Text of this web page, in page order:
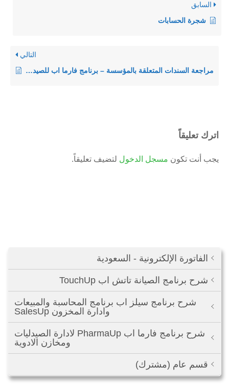
الفاتورة الإلكترونية - السعودية
شرح برنامج الصيانة تاتش اب TouchUp
شرح برنامج سيلز اب برنامج المحاسبة والمبيعات
وادارة المخزون SalesUp
شرح برنامج فارما اب PharmaUp لادارة الصيدليات
ومخازن الادوية
قسم عام (مشترك)
السابق
شجرة الحسابات
التالي
مراجعة السندات المتعلقة بالمؤسسة – برنامج فارما اب للصيدليات ومخازن الادوية
اترك تعليقاً
يجب أنت تكون مسجل الدخول لتضيف تعليقاً.